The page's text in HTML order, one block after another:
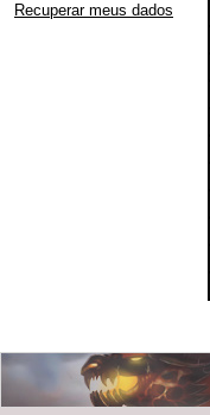
Recuperar meus dados